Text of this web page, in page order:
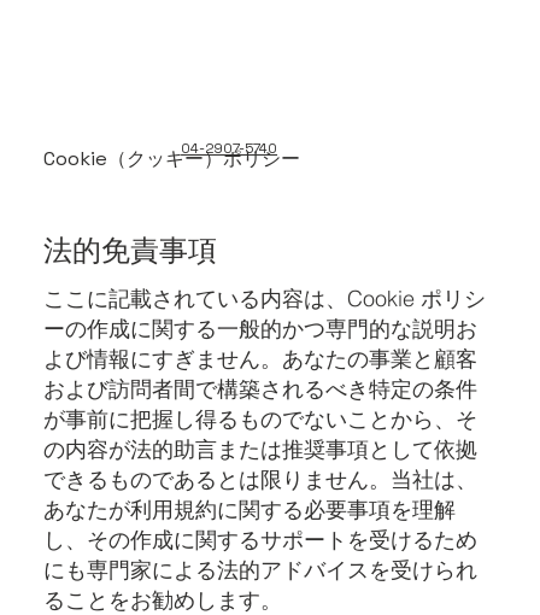
04-2907-5740
Cookie（クッキー）ポリシー
法的免責事項
ここに記載されている内容は、Cookie ポリシ
ーの作成に関する一般的かつ専門的な説明お
よび情報にすぎません。あなたの事業と顧客
および訪問者間で構築されるべき特定の条件
が事前に把握し得るものでないことから、そ
の内容が法的助言または推奨事項として依拠
できるものであるとは限りません。当社は、
あなたが利用規約に関する必要事項を理解
し、その作成に関するサポートを受けるため
にも専門家による法的アドバイスを受けられ
ることをお勧めします。